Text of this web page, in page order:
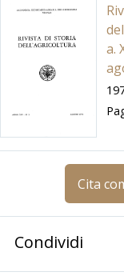
a.
Cita
Condividi